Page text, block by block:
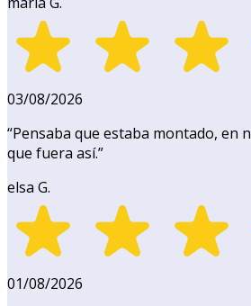
03/08/2026
“Pensaba que estaba montado, en
que fuera así.”
elsa G.
01/08/2026